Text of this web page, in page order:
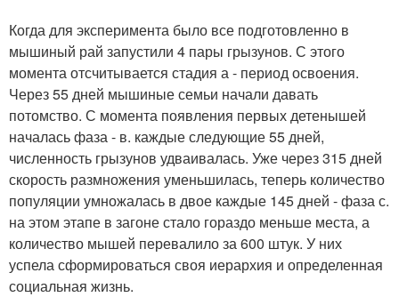
Когда для эксперимента было все подготовленно в
мышиный рай запустили 4 пары грызунов. С этого
момента отсчитывается стадия а - период освоения.
Через 55 дней мышиные семьи начали давать
потомство. С момента появления первых детенышей
началась фаза - в. каждые следующие 55 дней,
численность грызунов удваивалась. Уже через 315 дней
скорость размножения уменьшилась, теперь количество
популяции умножалась в двое каждые 145 дней - фаза с.
на этом этапе в загоне стало гораздо меньше места, а
количество мышей перевалило за 600 штук. У них
успела сформироваться своя иерархия и определенная
социальная жизнь.